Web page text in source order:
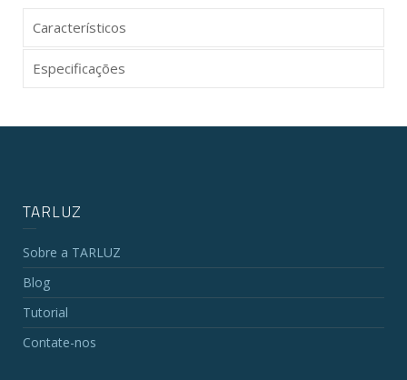
Característicos
Especificações
TARLUZ
Sobre a TARLUZ
Blog
Tutorial
Contate-nos